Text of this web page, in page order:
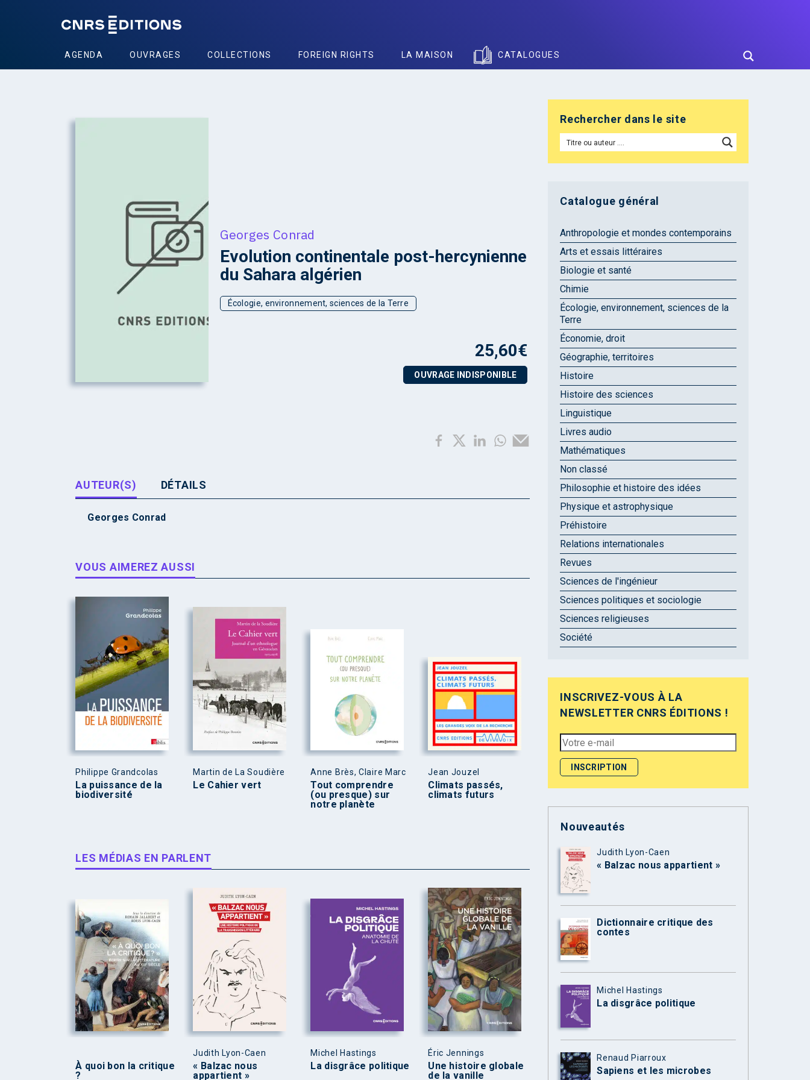
AGENDA OUVRAGES COLLECTIONS FOREIGN RIGHTS LA MAISON CATALOGUES
Georges Conrad
Evolution continentale post-hercynienne
du Sahara algérien
Écologie, environnement, sciences de la Terre
25,60€
OUVRAGE INDISPONIBLE
AUTEUR(S) DÉTAILS
Georges Conrad
VOUS AIMEREZ AUSSI
Philippe Grandcolas
La puissance de la
biodiversité
Martin de La Soudière
Le Cahier vert
Anne Brès, Claire Marc
Tout comprendre
(ou presque) sur
notre planète
Jean Jouzel
Climats passés,
climats futurs
LES MÉDIAS EN PARLENT
À quoi bon la critique
?
Judith Lyon-Caen
« Balzac nous
appartient »
Michel Hastings
La disgrâce politique
Éric Jennings
Une histoire globale
de la vanille
Rechercher dans le site
Catalogue général
Anthropologie et mondes contemporains
Arts et essais littéraires
Biologie et santé
Chimie
Écologie, environnement, sciences de la
Terre
Économie, droit
Géographie, territoires
Histoire
Histoire des sciences
Linguistique
Livres audio
Mathématiques
Non classé
Philosophie et histoire des idées
Physique et astrophysique
Préhistoire
Relations internationales
Revues
Sciences de l'ingénieur
Sciences politiques et sociologie
Sciences religieuses
Société
INSCRIVEZ-VOUS À LA
NEWSLETTER CNRS ÉDITIONS !
Nouveautés
Judith Lyon-Caen
« Balzac nous appartient »
Dictionnaire critique des
contes
Michel Hastings
La disgrâce politique
Renaud Piarroux
Sapiens et les microbes